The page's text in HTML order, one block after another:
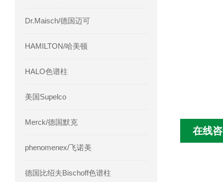
Dr.Maisch/德国迈可
HAMILTON/哈美顿
HALO色谱柱
美国Supelco
Merck/德国默克
phenomenex/飞诺美
德国比绍夫Bischoff色谱柱
在线